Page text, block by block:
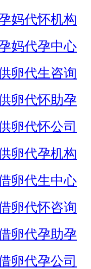
妈代怀机构
妈代孕中心
卵代生咨询
卵代怀助孕
卵代怀公司
卵代孕机构
卵代生中心
卵代怀咨询
卵代孕助孕
卵代孕公司